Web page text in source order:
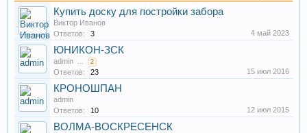
Купить доску для постройки забора
Виктор Иванов
Ответов:
3 4 май 2023
ЮНИКОН-ЗСК
admin ... 2
Ответов: 23 15 июл 2016
КРОНОШПАН
admin
Ответов:
10 12 июл 2015
ВОЛМА-ВОСКРЕСЕНСК